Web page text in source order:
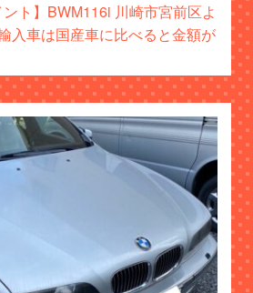
ント】BWM116i 川崎市宮前区よ
入車は国産車に比べると金額が